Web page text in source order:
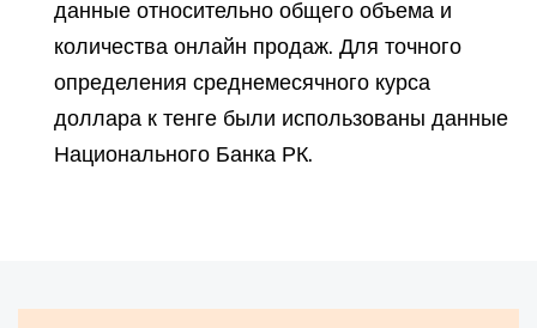
данные относительно общего объема и
количества онлайн продаж. Для точного
определения среднемесячного курса
доллара к тенге были использованы данные
Национального Банка РК.